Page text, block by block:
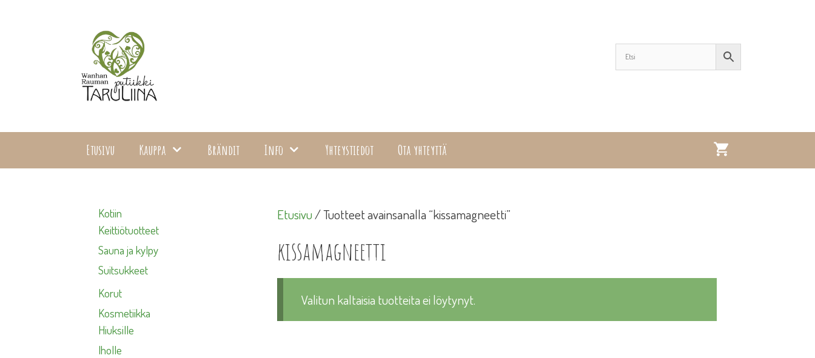
Etusivu Kauppa Brändit Info Yhteystiedot Ota yhteyttä
Etusivu/ Tuotteet avainsanalla “kissamagneetti”
kissamagneetti
Valitun kaltaisia tuotteita ei löytynyt.
Kotiin
Keittiötuotteet
Sauna ja kylpy
Suitsukkeet
Korut
Kosmetiikka
Hiuksille
Iholle